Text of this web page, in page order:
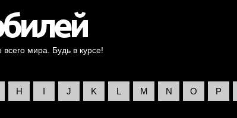
мира. Будь в курсе!
H I J K L M N O P